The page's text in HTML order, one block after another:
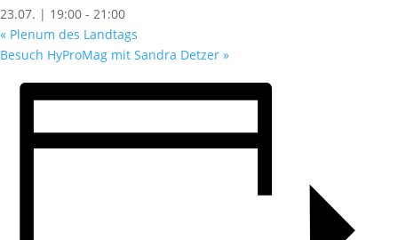
23.07. | 19:00 - 21:00
« Plenum des Landtags
Besuch HyProMag mit Sandra Detzer »